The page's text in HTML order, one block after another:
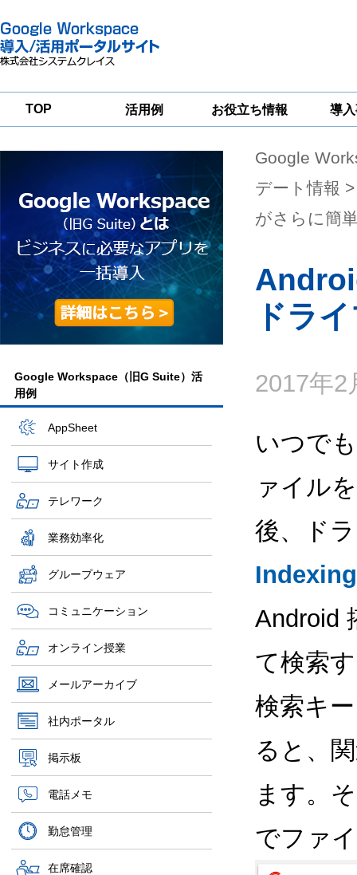
TOP 活用例 お役立ち情報
一
導
グループウェア
移行支援
Google
Workspace
セキュリティ
対策サービス
Google Workspace（旧G Suite）活
用例
AppSheet
サイト作成
テレワーク
業務効率化
グループウェア
コミュニケーション
オンライン授業
メールアーカイブ
社内ポータル
掲示板
電話メモ
勤怠管理
在席確認
Google
デート情報
がさらに簡
ドラ
2017年2
いつで
ァイル
後、ド
Indexing
Android
て検索
検索キ
ると、
ます。
でファ